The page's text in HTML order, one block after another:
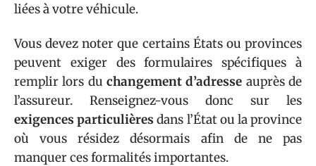
liées à votre véhicule.
Vous devez noter que certains États ou provinces
peuvent exiger des formulaires spécifiques à
remplir lors du changement d’adresse auprès de
l’assureur. Renseignez-vous donc sur les
exigences particulières dans l’État ou la province
où vous résidez désormais afin de ne pas
manquer ces formalités importantes.